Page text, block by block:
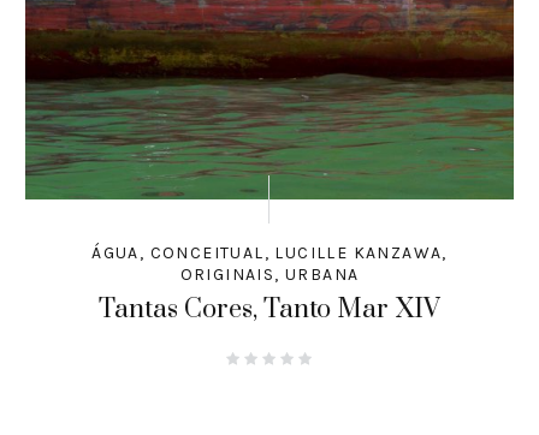
ÁGUA, CONCEITUAL, LUCILLE KANZAWA,
ORIGINAIS, URBANA
Tantas Cores, Tanto Mar XIV